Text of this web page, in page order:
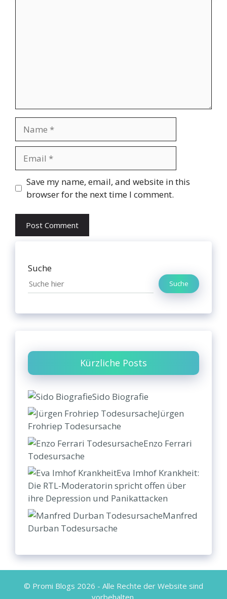
Website
Save my name, email, and website in this
browser for the next time I comment.
Suche
Suche
Kürzliche Posts
Sido Biografie
Jürgen
Frohriep Todesursache
Enzo Ferrari
Todesursache
Eva Imhof Krankheit:
Die RTL-Moderatorin spricht offen über
ihre Depression und Panikattacken
Manfred
Durban Todesursache
© Promi Blogs 2026 - Alle Rechte der Website sind
vorbehalten.